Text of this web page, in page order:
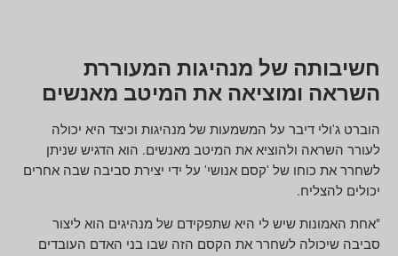
חשיבותה של מנהיגות המעוררת
השראה ומוציאה את המיטב מאנשים
הוברט ג'ולי דיבר על המשמעות של מנהיגות וכיצד היא יכולה
לעורר השראה ולהוציא את המיטב מאנשים. הוא הדגיש שניתן
לשחרר את כוחו של 'קסם אנושי' על ידי יצירת סביבה שבה אחרים
יכולים להצליח.
"אחת האמונות שיש לי היא שתפקידם של מנהיגים הוא ליצור
סביבה שיכולה לשחרר את הקסם הזה שבו בני האדם העובדים